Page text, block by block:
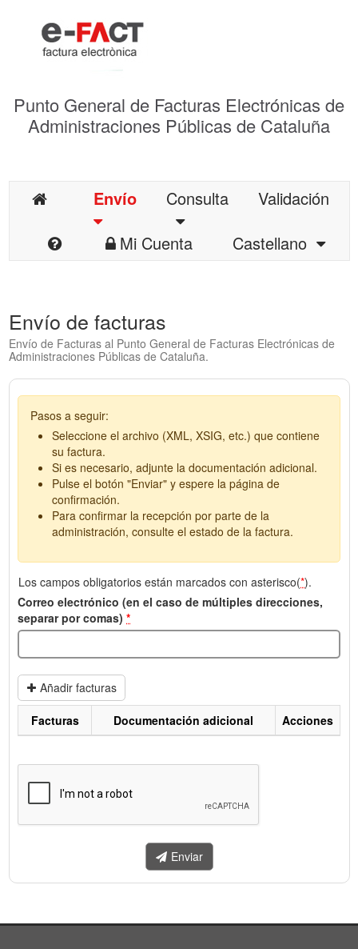
Punto General de Facturas Electrónicas de
Administraciones Públicas de Cataluña
Envío Consulta
Validación
Mi Cuenta
Castellano
Envío de facturas
Envío de Facturas al Punto General de Facturas Electrónicas de
Administraciones Públicas de Cataluña.
Pasos a seguir:
Seleccione el archivo (XML, XSIG, etc.) que contiene
su factura.
Si es necesario, adjunte la documentación adicional.
Pulse el botón "Enviar" y espere la página de
confirmación.
Para confirmar la recepción por parte de la
administración, consulte el estado de la factura.
Los campos obligatorios están marcados con asterisco(*).
Correo electrónico (en el caso de múltiples direcciones,
separar por comas) *
Añadir facturas
enviar.
Facturas Documentación adicional Acciones
Enviar